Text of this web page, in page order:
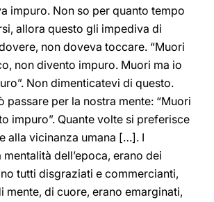
impuro. Non so per quanto tempo
allora questo gli impediva di
non doveva toccare. “Muori
non divento impuro. Muori ma io
Non dimenticatevi di questo.
passare per la nostra mente: “Muori
impuro”. Quante volte si preferisce
alla vicinanza umana […]. I
mentalità dell’epoca, erano dei
tutti disgraziati e commercianti,
mente, di cuore, erano emarginati,